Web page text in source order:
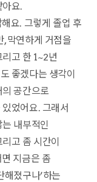
요.
요. 그렇게 졸업 후
막연하게 거점을
고 한 1~2년
좋겠다는 생각이
공간으로
었어요. 그래서
내부적인
고 좀 시간이
지금은 좀
해졌구나’하는